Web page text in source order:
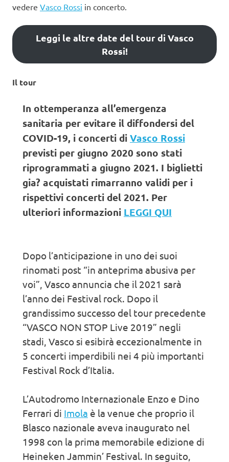
vedere Vasco Rossi in concerto.
Leggi le altre date del tour di Vasco
Rossi!
Il tour
In ottemperanza all’emergenza
sanitaria per evitare il diffondersi del
COVID-19, i concerti di Vasco Rossi
previsti per giugno 2020 sono stati
riprogrammati a giugno 2021. I biglietti
gia? acquistati rimarranno validi per i
rispettivi concerti del 2021. Per
ulteriori informazioni LEGGI QUI
Dopo l’anticipazione in uno dei suoi
rinomati post “in anteprima abusiva per
voi”, Vasco annuncia che il 2021 sarà
l’anno dei Festival rock. Dopo il
grandissimo successo del tour precedente
“VASCO NON STOP Live 2019” negli
stadi, Vasco si esibirà eccezionalmente in
5 concerti imperdibili nei 4 più importanti
Festival Rock d’Italia.
L’Autodromo Internazionale Enzo e Dino
Ferrari di Imola è la venue che proprio il
Blasco nazionale aveva inaugurato nel
1998 con la prima memorabile edizione di
Heineken Jammin’ Festival. In seguito,